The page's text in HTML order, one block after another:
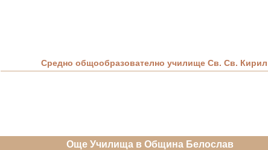
Средно общообразователно училище Св. Св.
Още Училища в Община Белослав